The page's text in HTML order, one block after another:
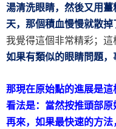
湯清洗眼睛，然後又用
天，那個積血慢慢就散掉
我覺得這個非常精彩；這
如果有類似的眼睛問題，
那現在原始點的進展是
看法是：當然按推頭部原
再來，如果最快速的方法